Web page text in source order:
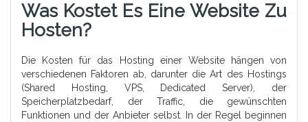
Was Kostet Es Eine Website Zu
Hosten?
Die Kosten für das Hosting einer Website hängen von
verschiedenen Faktoren ab, darunter die Art des Hostings
(Shared Hosting, VPS, Dedicated Server), der
Speicherplatzbedarf, der Traffic, die gewünschten
Funktionen und der Anbieter selbst. In der Regel beginnen